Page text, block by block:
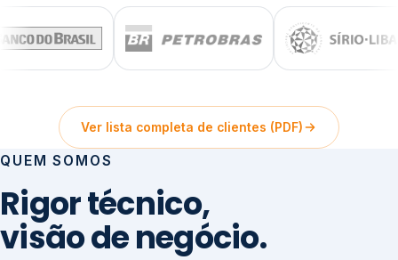
Ver lista completa de clientes (PDF)
QUEM SOMOS
Rigor técnico,
visão de negócio.